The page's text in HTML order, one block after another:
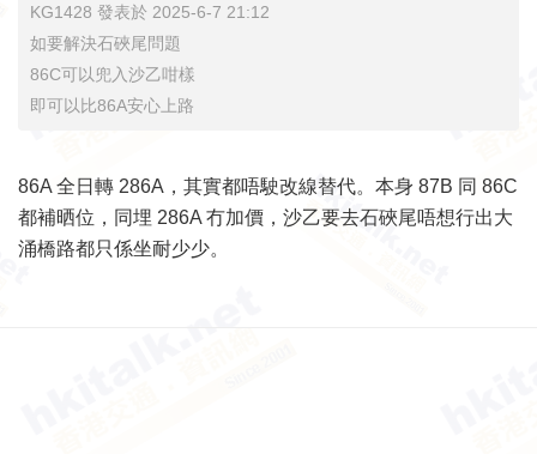
KG1428 發表於 2025-6-7 21:12
如要解決石硤尾問題
86C可以兜入沙乙咁樣
即可以比86A安心上路
86A 全日轉 286A，其實都唔駛改線替代。本身 87B 同 86C
都補晒位，同埋 286A 冇加價，沙乙要去石硤尾唔想行出大
涌橋路都只係坐耐少少。